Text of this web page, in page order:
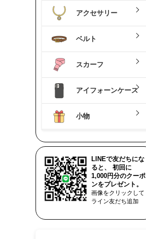
アクセサリー
ベルト
スカーフ
アイフォーンケース
小物
LINEで友だちにな
ると、 初回に
1,000円分のクーポ
ンをプレゼント。
画像をクリックして
ライン友だち追加